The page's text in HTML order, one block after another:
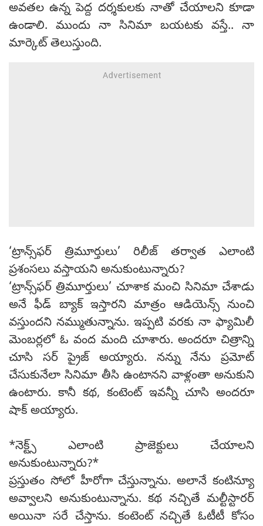
అవతల ఉన్న పెద్ద దర్శకులకు నాతో చేయాలని కూడా
ఉండాలి. ముందు నా సినిమా బయటకు వస్తే.. నా
మార్కెట్ తెలుస్తుంది.
‘ట్రాన్స్‌ఫర్ త్రిమూర్తులు’ రిలీజ్ తర్వాత ఎలాంటి
ప్రశంసలు వస్తాయని అనుకుంటున్నారు?
‘ట్రాన్స్‌ఫర్ త్రిమూర్తులు’ చూశాక మంచి సినిమా చేశాడు
అనే ఫీడ్ బ్యాక్ ఇస్తారని మాత్రం ఆడియెన్స్ నుంచి
వస్తుందని నమ్ముతున్నాను. ఇప్పటి వరకు నా ఫ్యామిలీ
మెంబర్లలో ఓ వంద మంది చూశారు. అందరూ చిత్రాన్ని
చూసి సర్ ప్రైజ్ అయ్యారు. నన్ను నేను ప్రమోట్
చేసుకునేలా సినిమా తీసి ఉంటానని వాళ్లంతా అనుకుని
ఉంటారు. కానీ కథ, కంటెంట్ ఇవన్నీ చూసి అందరూ
షాక్ అయ్యారు.
*నెక్ట్స్ ఎలాంటి ప్రాజెక్టులు చేయాలని
అనుకుంటున్నారు?*
ప్రస్తుతం సోలో హీరోగా చేస్తున్నాను. అలానే కంటిన్యూ
అవ్వాలని అనుకుంటున్నాను. కథ నచ్చితే మల్టీస్టారర్
అయినా సరే చేస్తాను. కంటెంట్ నచ్చితే ఓటీటీ కోసం